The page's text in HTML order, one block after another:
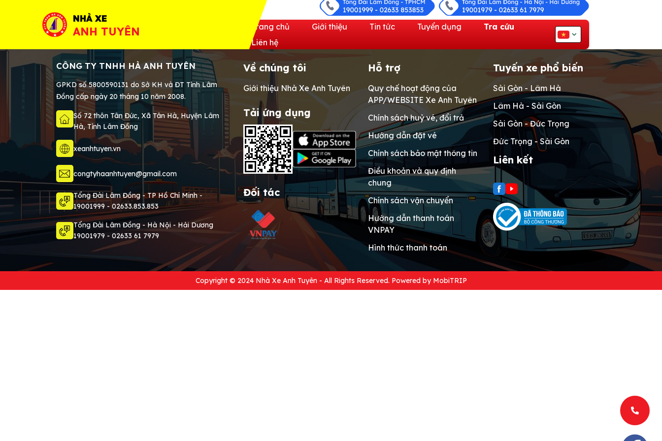
NHÀ XE
ANH TUYÊN Trang chủ Giới thiệu Tin tức Tuyển dụng
Tra cứu
Liên hệ
CÔNG TY TNHH HÀ ANH TUYÊN
GPKD số 5800590131 do Sở KH và ĐT Tỉnh Lâm
Đồng cấp ngày 20 tháng 10 năm 2008.
Số 72 thôn Tân Đức, Xã Tân Hà, Huyện Lâm
Hà, Tỉnh Lâm Đồng
xeanhtuyen.vn
congtyhaanhtuyen@gmail.com
Tổng Đài Lâm Đồng - TP Hồ Chí Minh -
19001999 - 02633.853.853
Tổng Đài Lâm Đồng - Hà Nội - Hải Dương
19001979 - 02633 61 7979
Về chúng tôi
Giới thiệu Nhà Xe Anh Tuyên
Tải ứng dụng
Đối tác
Hỗ trợ
Quy chế hoạt động của
APP/WEBSITE Xe Anh Tuyên
Chính sách huỷ vé, đổi trả
Hướng dẫn đặt vé
Chính sách bảo mật thông tin
Điều khoản và quy định
chung
Chính sách vận chuyển
Hướng dẫn thanh toán
VNPAY
Hình thức thanh toán
Tuyến xe phổ biến
Sài Gòn - Lâm Hà
Lâm Hà - Sài Gòn
Sài Gòn - Đức Trọng
Đức Trọng - Sài Gòn
Liên kết
Copyright © 2024 Nhà Xe Anh Tuyên - All Rights Reserved. Powered by MobiTRIP